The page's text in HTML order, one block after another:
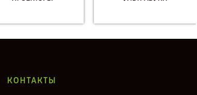
КОНТАКТЫ